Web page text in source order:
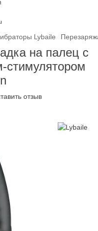
Lybaile
на палец с
стимулятором
отзыв